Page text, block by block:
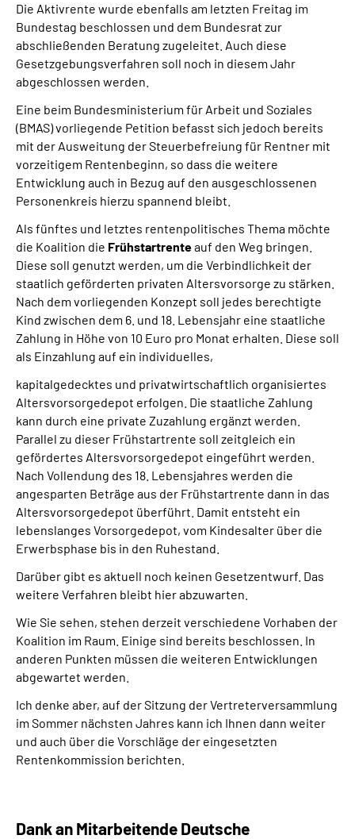
Die Aktivrente wurde ebenfalls am letzten Freitag im
Bundestag beschlossen und dem Bundesrat zur
abschließenden Beratung zugeleitet. Auch diese
Gesetzgebungsverfahren soll noch in diesem Jahr
abgeschlossen werden.
Eine beim Bundesministerium für Arbeit und Soziales
(BMAS) vorliegende Petition befasst sich jedoch bereits
mit der Ausweitung der Steuerbefreiung für Rentner mit
vorzeitigem Rentenbeginn, so dass die weitere
Entwicklung auch in Bezug auf den ausgeschlossenen
Personenkreis hierzu spannend bleibt.
Als fünftes und letztes rentenpolitisches Thema möchte
die Koalition die Frühstartrenteauf den Weg bringen.
Diese soll genutzt werden, um die Verbindlichkeit der
staatlich geförderten privaten Altersvorsorge zu stärken.
Nach dem vorliegenden Konzept soll jedes berechtigte
Kind zwischen dem 6. und 18. Lebensjahr eine staatliche
Zahlung in Höhe von 10 Euro pro Monat erhalten. Diese soll
als Einzahlung auf ein individuelles,
kapitalgedecktes und privatwirtschaftlich organisiertes
Altersvorsorgedepot erfolgen. Die staatliche Zahlung
kann durch eine private Zuzahlung ergänzt werden.
Parallel zu dieser Frühstartrente soll zeitgleich ein
gefördertes Altersvorsorgedepot eingeführt werden.
Nach Vollendung des 18. Lebensjahres werden die
angesparten Beträge aus der Frühstartrente dann in das
Altersvorsorgedepot überführt. Damit entsteht ein
lebenslanges Vorsorgedepot, vom Kindesalter über die
Erwerbsphase bis in den Ruhestand.
Darüber gibt es aktuell noch keinen Gesetzentwurf. Das
weitere Verfahren bleibt hier abzuwarten.
Wie Sie sehen, stehen derzeit verschiedene Vorhaben der
Koalition im Raum. Einige sind bereits beschlossen. In
anderen Punkten müssen die weiteren Entwicklungen
abgewartet werden.
Ich denke aber, auf der Sitzung der Vertreterversammlung
im Sommer nächsten Jahres kann ich Ihnen dann weiter
und auch über die Vorschläge der eingesetzten
Rentenkommission berichten.
Dank an Mitarbeitende Deutsche